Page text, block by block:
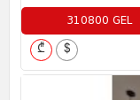
310800 GEL
₾ $